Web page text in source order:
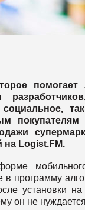
на Logist.FM.
программу
установки на
он не